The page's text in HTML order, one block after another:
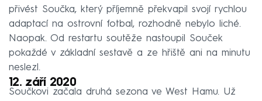
přivést Součka, který příjemně překvapil svojí rychlou
adaptací na ostrovní fotbal, rozhodně nebylo liché.
Naopak. Od restartu soutěže nastoupil Souček
pokaždé v základní sestavě a ze hřiště ani na minutu
neslezl.
12. září 2020
Součkovi začala druhá sezona ve West Hamu. Už